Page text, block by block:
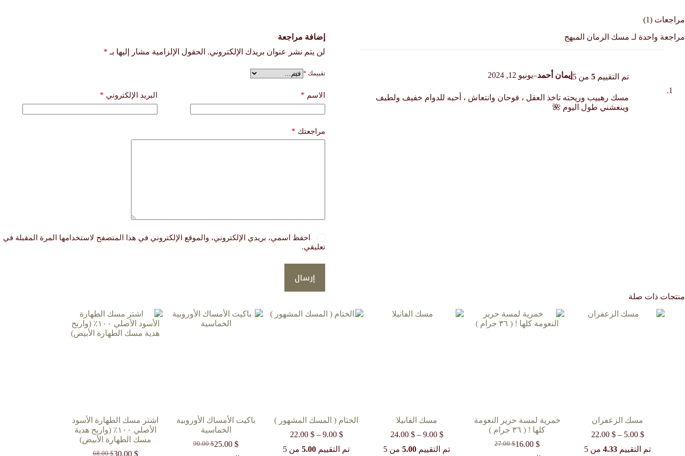
مراجعات (1)
مراجعة واحدة لـ مسك الرمان المبهج
تم التقييم 5 من 5 إيمان أحمد–يونيو 12, 2024
مسك رهييب وريحته تاخذ العقل ، فوحان وانتعاش ، أحبه للدوام خفيف ولطيف
وينعشني طول اليوم 🌺
إضافة مراجعة
لن يتم نشر عنوان بريدك الإلكتروني. الحقول الإلزامية مشار إليها بـ *
تقييمك *
الاسم * البريد الإلكتروني *
مراجعتك *
احفظ اسمي، بريدي الإلكتروني، والموقع الإلكتروني في هذا المتصفح لاستخدامها المرة المقبلة في
تعليقي.
إرسال
منتجات ذات صلة
مسك الزعفران
5.00 $
–
22.00 $
من
تم التقييم 4.33من 5
خمرية لمسة حرير النعومة
كلها ! ( ٣٦ جرام )
27.00$
السعر16.00$
السعر
مسك الفانيلا
9.00 $
–
24.00 $
من
تم التقييم 5.00من 5
الختام ( المسك المشهور )
9.00 $
–
22.00 $
من
تم التقييم 5.00من 5
باكيت الأمساك الأوروبية
الخماسية
90.00$
السعر25.00$
السعر
اشتر مسك الطهارة الأسود
الأصلي ١٠٠٪؜ (واربح هدية
مسك الطهارة الأبيض)
68.00$30.00 $